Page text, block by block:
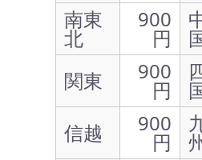
南東
北
900
円
関東
900
円
信越
900
円